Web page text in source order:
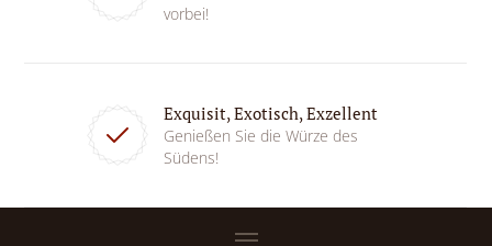
vorbei!
Exquisit, Exotisch, Exzellent
Genießen Sie die Würze des
Südens!